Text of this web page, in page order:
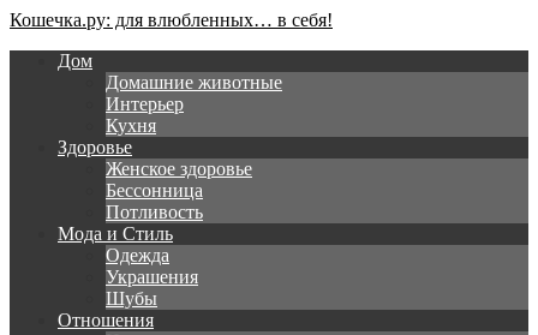
Кошечка.ру: для влюбленных… в себя!
Дом
Домашние животные
Интерьер
Кухня
Здоровье
Женское здоровье
Бессонница
Потливость
Мода и Стиль
Одежда
Украшения
Шубы
Отношения